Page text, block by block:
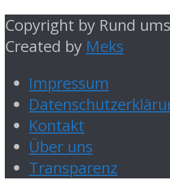
Copyright by Rund
Created by Meks
Impressum
Kontakt
Über uns
Transparenz